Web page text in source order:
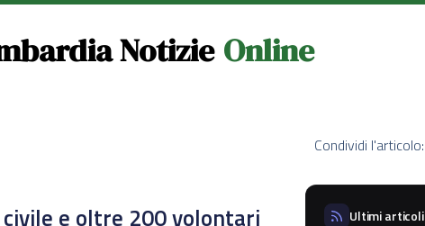
Notizie Online
e oltre 200 volontari
Condividi l'articolo:
Ultimi articoli